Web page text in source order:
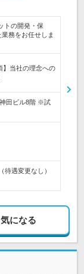
トの開発・保
務をお任せしま
】当社の理念への
田ビル8階 ※試
遇変更なし）
気になる